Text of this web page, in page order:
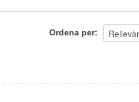
Ordena per